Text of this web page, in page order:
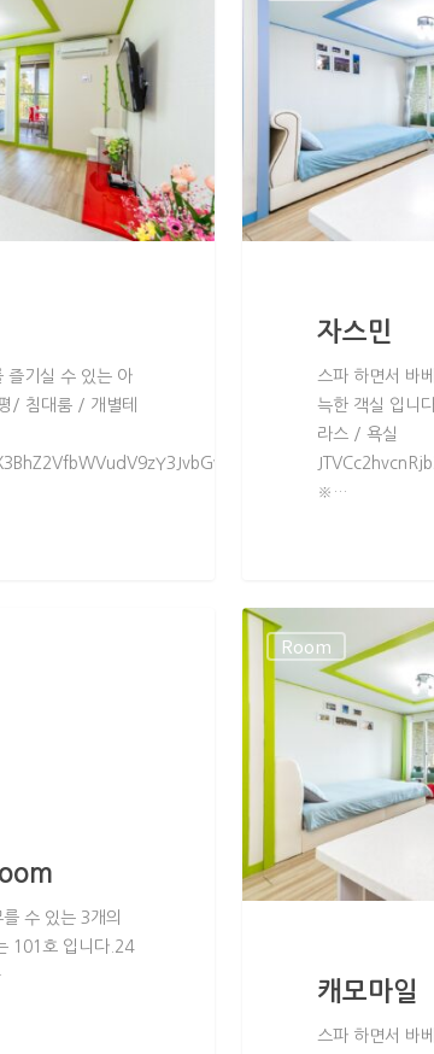
즐기실 수 있는 아
/ 침대룸 / 개별테
자스민
스파 하면서 바
늑한 객실 입니
라스 / 욕실
※…
수 있는 3개의
101호 입니다.24
Room
캐모마일
스파 하면서 바